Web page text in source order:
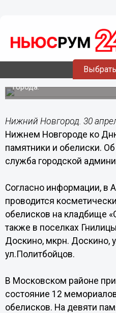
30.04.201918:53
Памятники и
Нижнем
Восстановительные работы
города.
Нижний Новгород. 30
Нижнем Новгороде ко
памятники и обелиски.
служба городской
Согласно информации, в
проводится
обелисков на кладбище
также в поселках
Доскино, мкрн. Доскино,
ул.Политбойцов.
В Московском районе
состояние 12
обелисков. На девяти